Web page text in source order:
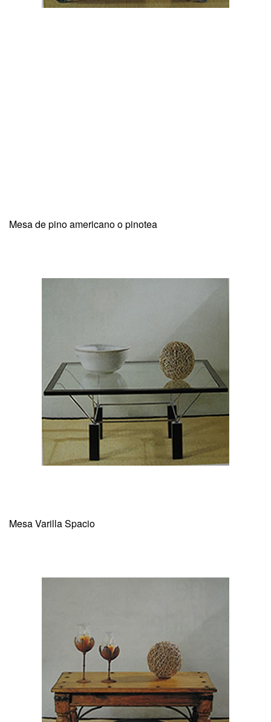
Mesa de pino americano o pinotea
Mesa Varilla Spacio